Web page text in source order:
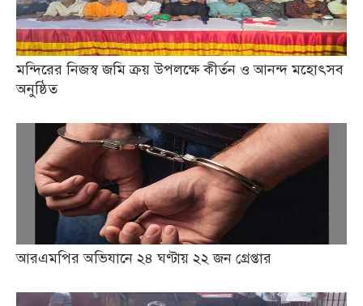
মন্দিরের নিজস্ব জমি ক্রয় উপলক্ষে কীর্তন ও আনন্দ মহোৎসব
অনুষ্ঠিত
আরএমপির অভিযানে ২৪ ঘণ্টায় ২২ জন গ্রেপ্তার